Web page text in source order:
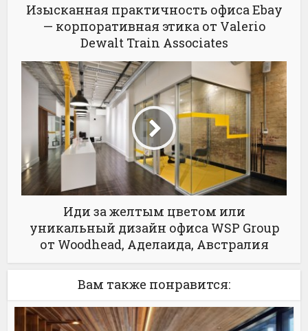
Изысканная практичность офиса Ebay
— корпоративная этика от Valerio
Dewalt Train Associates
Иди за желтым цветом или
уникальный дизайн офиса WSP Group
от Woodhead, Аделаида, Австралия
Вам также понравится: